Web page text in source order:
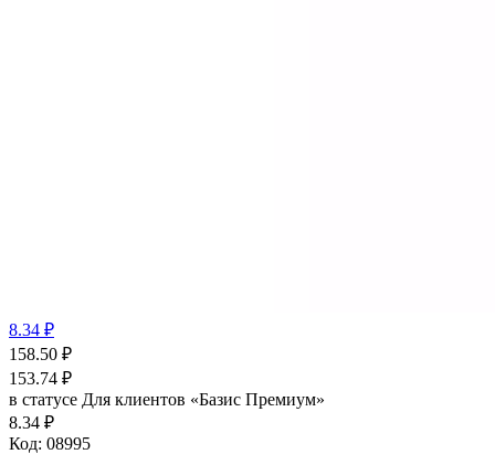
8.34 ₽
158.50 ₽
153.74 ₽
в статусе Для клиентов «Базис Премиум»
8.34 ₽
Код: 08995